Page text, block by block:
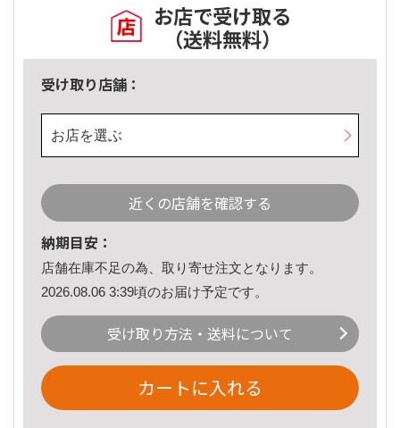
お店で受け取る
（送料無料）
受け取り店舗：
お店を選ぶ
近くの店舗を確認する
納期目安：
店舗在庫不足の為、取り寄せ注文となります。
2026.08.06 3:39頃のお届け予定です。
受け取り方法・送料について
カートに入れる